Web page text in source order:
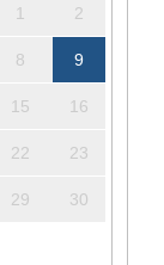
1 2
8 9
15 16
22 23
29 30